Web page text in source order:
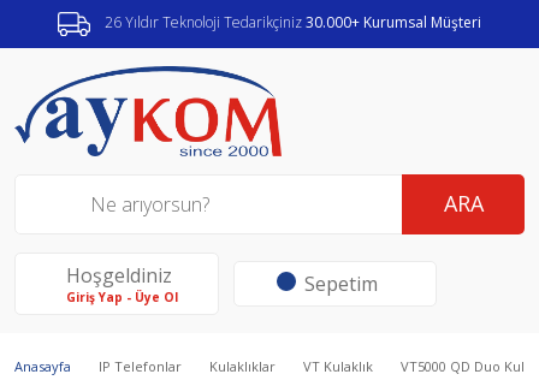
26 Yıldır Teknoloji Tedarikçiniz30.000+ Kurumsal Müşteri
ARA
Hoşgeldiniz
Giriş Yap - Üye Ol Sepetim
Anasayfa IP Telefonlar Kulaklıklar VT Kulaklık VT5000 QD Duo